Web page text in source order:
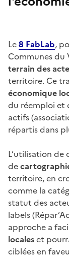
Le8 FabLab,
Communes du
terrain des
territoire. Ce
économique
du réemploi et
actifs
répartis dans
L’utilisation
de
territoire, en
comme la
statut des
labels
approche a
localeset
ciblées en